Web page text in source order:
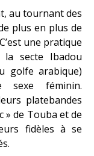
au tournant des
plus en plus de
une pratique
secte Ibadou
golfe arabique)
sexe féminin.
platebandes
» de Touba et de
fidèles à se